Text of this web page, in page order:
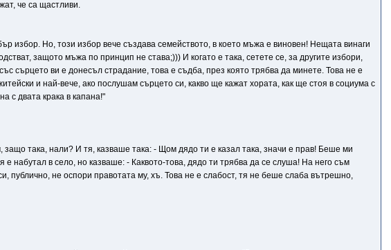
че са щастливи.
избор. Но, този избор вече създава семейството, в което мъжа е виновен! Нещата винаги
защото мъжа по принцип не става;))) И когато е така, сетете се, за другите избори,
сърцето ви е донесъл страдание, това е съдба, през която трябва да минете. Това не е
и най-вече, ако послушам сърцето си, какво ще кажат хората, как ще стоя в социума с
с двата крака в капана!"
така, нали? И тя, казваше така: - Щом дядо ти е казал така, значи е прав! Беше ми
в село, но казваше: - Каквото-това, дядо ти трябва да се слуша! На него съм
публично, не оспори правотата му, хъ. Това не е слабост, тя не беше слаба вътрешно,